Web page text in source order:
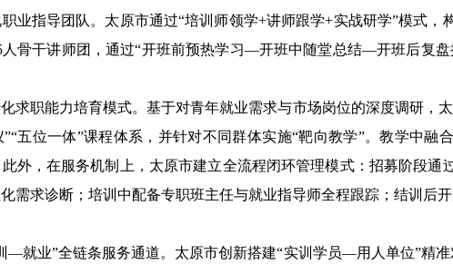
指导团队。太原市通过“培训师领学+讲师跟学+实战研学”模式，
骨干讲师团，通过“开班前预热学习—开班中随堂总结—开班后复
职能力培育模式。基于对青年就业需求与市场岗位的深度调研，
五位一体”课程体系，并针对不同群体实施“靶向教学”。教学中融
外，在服务机制上，太原市建立全流程闭环管理模式：招募阶段通
需求诊断；培训中配备专职班主任与就业指导师全程跟踪；结训后
业”全链条服务通道。太原市创新搭建“实训学员—用人单位”精准